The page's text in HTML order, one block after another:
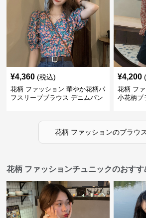
¥4,360 (税込)
花柄 ファッション 華やか花柄パ
フスリーブブラウス デニムパン
¥4,200
花柄 フ
小花柄ブ
花柄 ファッションのブラウス
花柄 ファッションチュニックのおすす